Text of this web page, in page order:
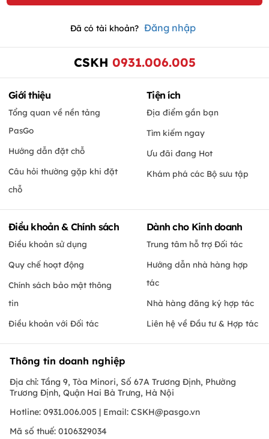
Đã có tài khoản? Đăng nhập
CSKH 0931.006.005
Giới thiệu
Tổng quan về nền tảng
PasGo
Hướng dẫn đặt chỗ
Câu hỏi thường gặp khi đặt
chỗ
Tiện ích
Địa điểm gần bạn
Tìm kiếm ngay
Ưu đãi đang Hot
Khám phá các Bộ sưu tập
Điều khoản & Chính sách
Điều khoản sử dụng
Quy chế hoạt động
Chính sách bảo mật thông
tin
Điều khoản với Đối tác
Dành cho Kinh doanh
Trung tâm hỗ trợ Đối tác
Hướng dẫn nhà hàng hợp
tác
Nhà hàng đăng ký hợp tác
Liên hệ về Đầu tư & Hợp tác
Thông tin doanh nghiệp
Địa chỉ: Tầng 9, Tòa Minori, Số 67A Trương Định, Phường
Trương Định, Quận Hai Bà Trưng, Hà Nội
Hotline: 0931.006.005 | Email: CSKH@pasgo.vn
Mã số thuế: 0106329034